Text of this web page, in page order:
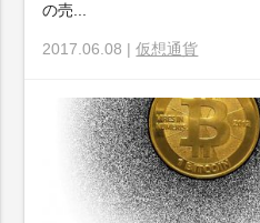
の売...
2017.06.08 |仮想通貨